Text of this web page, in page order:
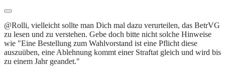
@Rolli, vielleicht sollte man Dich mal dazu verurteilen, das BetrVG
zu lesen und zu verstehen. Gebe doch bitte nicht solche Hinweise
wie "Eine Bestellung zum Wahlvorstand ist eine Pflicht diese
auszuüben, eine Ablehnung kommt einer Straftat gleich und wird bis
zu einem Jahr geandet."